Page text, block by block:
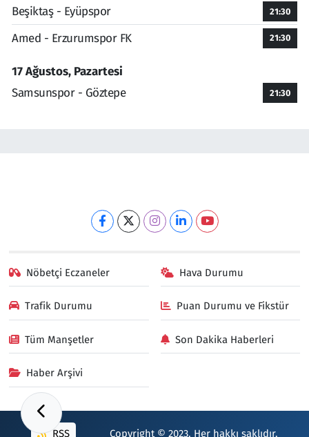
Beşiktaş - Eyüpspor 21:30
Amed - Erzurumspor FK 21:30
17 Ağustos, Pazartesi
Samsunspor - Göztepe
21:30
Nöbetçi Eczaneler Hava Durumu
Trafik Durumu Puan Durumu ve Fikstür
Tüm Manşetler Son Dakika Haberleri
Haber Arşivi
RSS Copyright © 2023. Her hakkı saklıdır.